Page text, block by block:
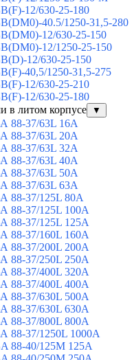
12/630-25-180
40.5/1250-31,5-280
12/630-25-150
12/1250-25-150
12/630-25-150
40,5/1250-31,5-275
12/630-25-210
12/630-25-180
в литом корпусе
▼
88-37/63L 16A
88-37/63L 20A
88-37/63L 32A
88-37/63L 40A
88-37/63L 50A
88-37/63L 63A
88-37/125L 80A
88-37/125L 100A
88-37/125L 125A
88-37/160L 160A
88-37/200L 200A
88-37/250L 250A
88-37/400L 320A
88-37/400L 400A
88-37/630L 500A
88-37/630L 630A
88-37/800L 800A
88-37/1250L 1000A
88-40/125M 125A